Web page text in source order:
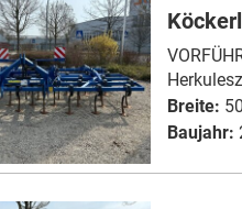
Breite:
Baujahr: